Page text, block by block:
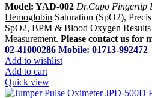
Model: YAD-002 Dr.Capo Fingertip
Hemoglobin Saturation (SpO2),
SpO2, BPM & Blood Oxygen
Measurement. Please contact us for
02-41000286 Mobile: 01713-992472
Add to wishlist
Add to cart
Quick view